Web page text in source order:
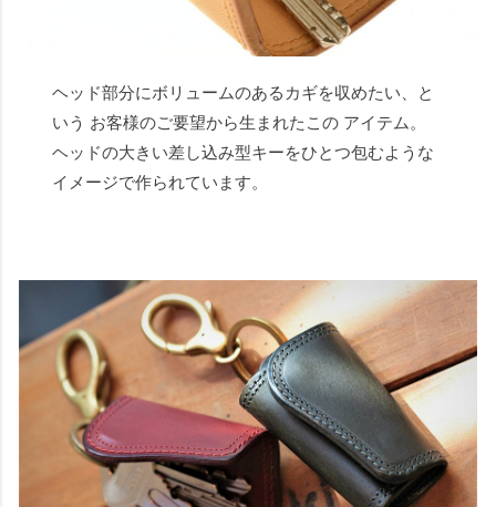
ヘッド部分にボリュームのあるカギを収めたい、と
いう お客様のご要望から生まれたこの アイテム。
ヘッドの大きい差し込み型キーをひとつ包むような
イメージで作られています。